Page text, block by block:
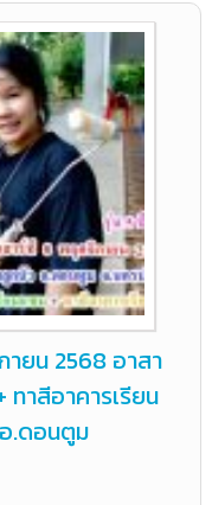
ยน 2568 อาสา
าสีอาคารเรียน
.ดอนตูม